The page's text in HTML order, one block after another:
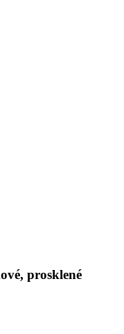
prosklené